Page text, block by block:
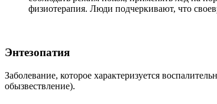
физиотерапия. Люди подчеркивают, что
Энтезопатия
Заболевание, которое характеризуется
обызвествление).